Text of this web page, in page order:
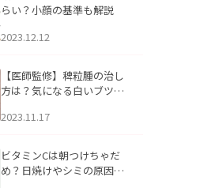
らい？小顔の基準も解説
2023.12.12
【医師監修】稗粒腫の治し
方は？気になる白いブツブ
アについて
2023.11.17
ビタミンCは朝つけちゃだ
め？日焼けやシミの原因に